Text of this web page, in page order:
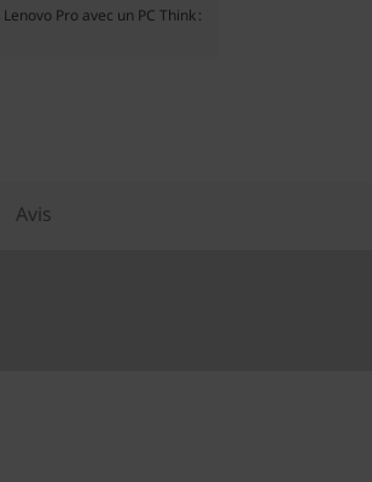
Lenovo Pro avec un PC Think :
Avis